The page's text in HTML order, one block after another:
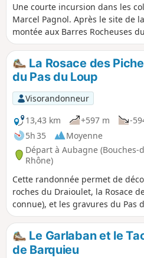
Une courte incursion dans les
Marcel Pagnol. Après le site de
montée aux Barres Rocheuses
deux magnifiques belvédères
nombreux sommets maintes
de l'écrivain. Les pistes et les
imprégnés de l'odeur des pins
d'air aux portes d'Aubagne.
La Rosace des
du Pas du Loup
Visorandonneur
13,43 km
+597 m
-
5h 35
Moyenne
Départ à Aubagne (Bouches-
Rhône)
Cette randonnée permet de
roches du Draioulet, la Rosace
connue), et les gravures du Pas
Col du Garlaban, le Jardinier et
par le Col d'Aubignane. De
êtres rajoutées sur ce circuit
Le Garlaban et le
de Barquieu